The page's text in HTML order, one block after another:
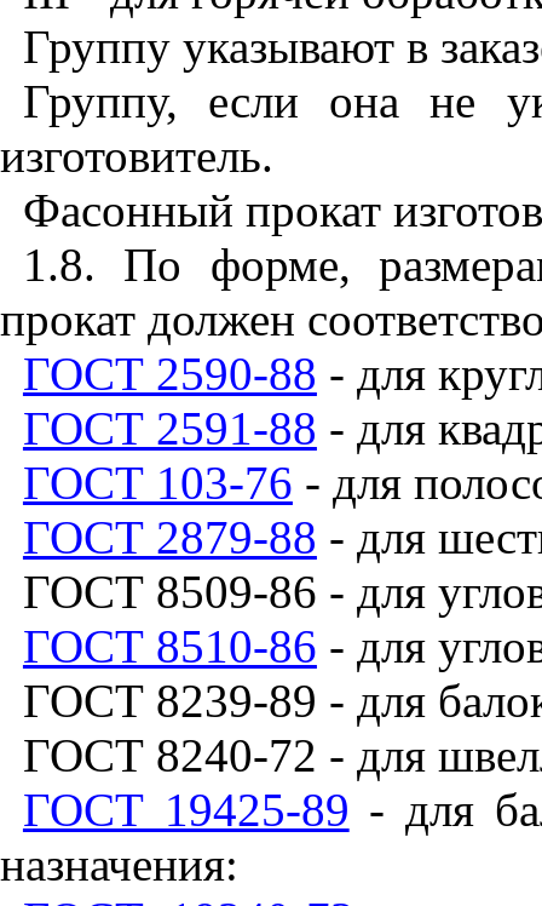
Группу указывают в
Группу, если она не
изготовитель.
Фасонный прокат
1.8. По форме,
прокат должен
ГОСТ 2590-88 - для
ГОСТ 2591-88 - для
ГОСТ 103-76 - для
ГОСТ 2879-88 - для
ГОСТ 8509-86 - для
ГОСТ 8510-86 - для
ГОСТ 8239-89 - для
ГОСТ 8240-72 - для
ГОСТ 19425-89 - для
назначения: